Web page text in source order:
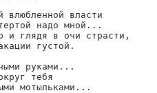
власти
надо мной...
и глядя в очи страсти,
густой.
руками...
тебя
мотыльками...